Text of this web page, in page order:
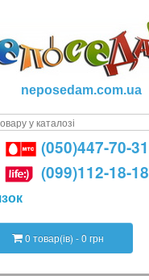
neposedam.com.ua
(050)447-70-31
(099)112-18-18
0 товар(ів) - 0 грн